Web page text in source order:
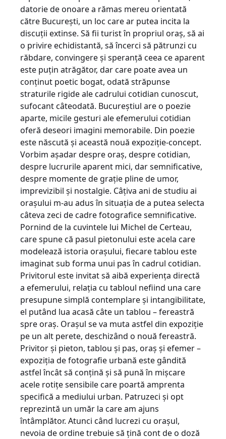
datorie de onoare a rămas mereu orientată
către Bucureşti, un loc care ar putea incita la
discuţii extinse. Să fii turist în propriul oraş, să ai
o privire echidistantă, să încerci să pătrunzi cu
răbdare, convingere şi speranţă ceea ce aparent
este puţin atrăgător, dar care poate avea un
conţinut poetic bogat, odată străpunse
straturile rigide ale cadrului cotidian cunoscut,
sufocant câteodată. Bucureştiul are o poezie
aparte, micile gesturi ale efemerului cotidian
oferă deseori imagini memorabile. Din poezie
este născută şi această nouă expoziţie-concept.
Vorbim aşadar despre oraş, despre cotidian,
despre lucrurile aparent mici, dar semnificative,
despre momente de graţie pline de umor,
imprevizibil şi nostalgie. Câţiva ani de studiu ai
oraşului m-au adus în situaţia de a putea selecta
câteva zeci de cadre fotografice semnificative.
Pornind de la cuvintele lui Michel de Certeau,
care spune că pasul pietonului este acela care
modelează istoria oraşului, fiecare tablou este
imaginat sub forma unui pas în cadrul cotidian.
Privitorul este invitat să aibă experienţa directă
a efemerului, relaţia cu tabloul nefiind una care
presupune simplă contemplare şi intangibilitate,
el putând lua acasă câte un tablou – fereastră
spre oraş. Oraşul se va muta astfel din expoziţie
pe un alt perete, deschizând o nouă fereastră.
Privitor şi pieton, tablou şi pas, oraş şi efemer –
expoziţia de fotografie urbană este gândită
astfel încât să conţină şi să pună în mişcare
acele rotiţe sensibile care poartă amprenta
specifică a mediului urban. Patruzeci şi opt
reprezintă un umăr la care am ajuns
întâmplător. Atunci când lucrezi cu oraşul,
nevoia de ordine trebuie să ţină cont de o doză